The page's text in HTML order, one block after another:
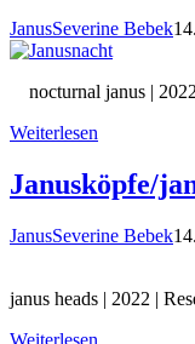
JanusSeverine Bebek
nocturnal janus |
Weiterlesen
Janusköpfe/
JanusSeverine Bebek
janus heads | 2022 |
Weiterlesen